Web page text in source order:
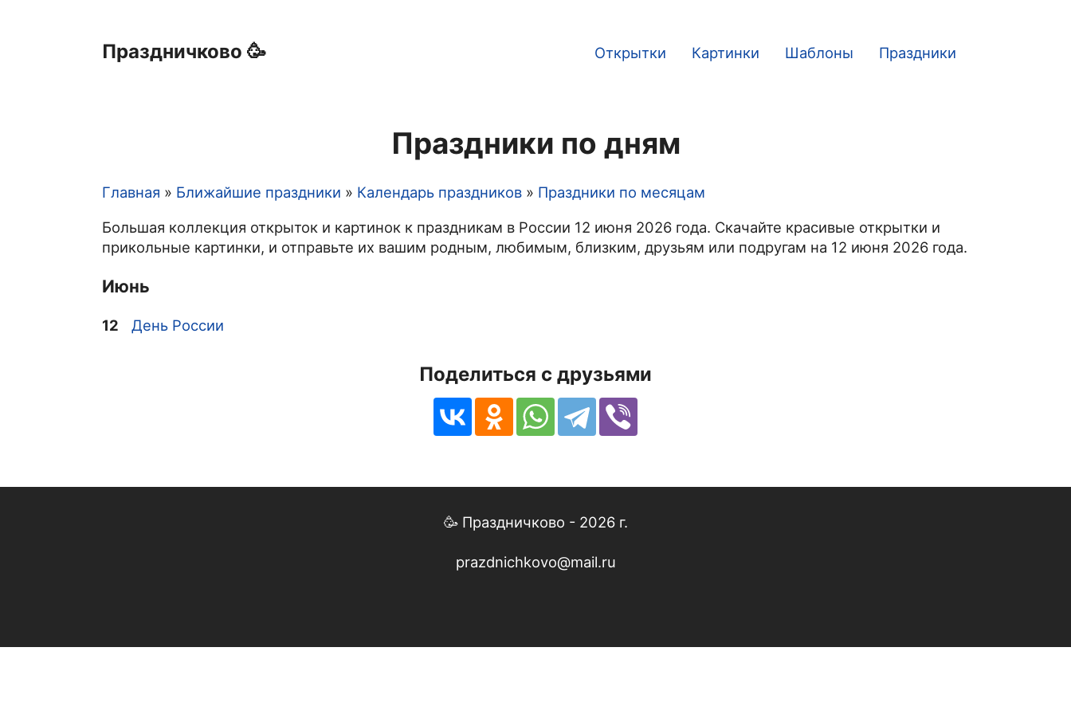
Праздничково 🥳 Открытки Картинки Шаблоны Праздники
Праздники по дням
Строка
навигации
Главная Ближайшие праздники Календарь праздников
Праздники по месяцам
Большая коллекция открыток и картинок к праздникам в России 12 июня 2026 года. Скачайте красивые открытки и
прикольные картинки, и отправьте их вашим родным, любимым, близким, друзьям или подругам на 12 июня 2026 года.
Июнь
12 День России
Поделиться с друзьями
🥳 Праздничково - 2026 г.
prazdnichkovo@mail.ru